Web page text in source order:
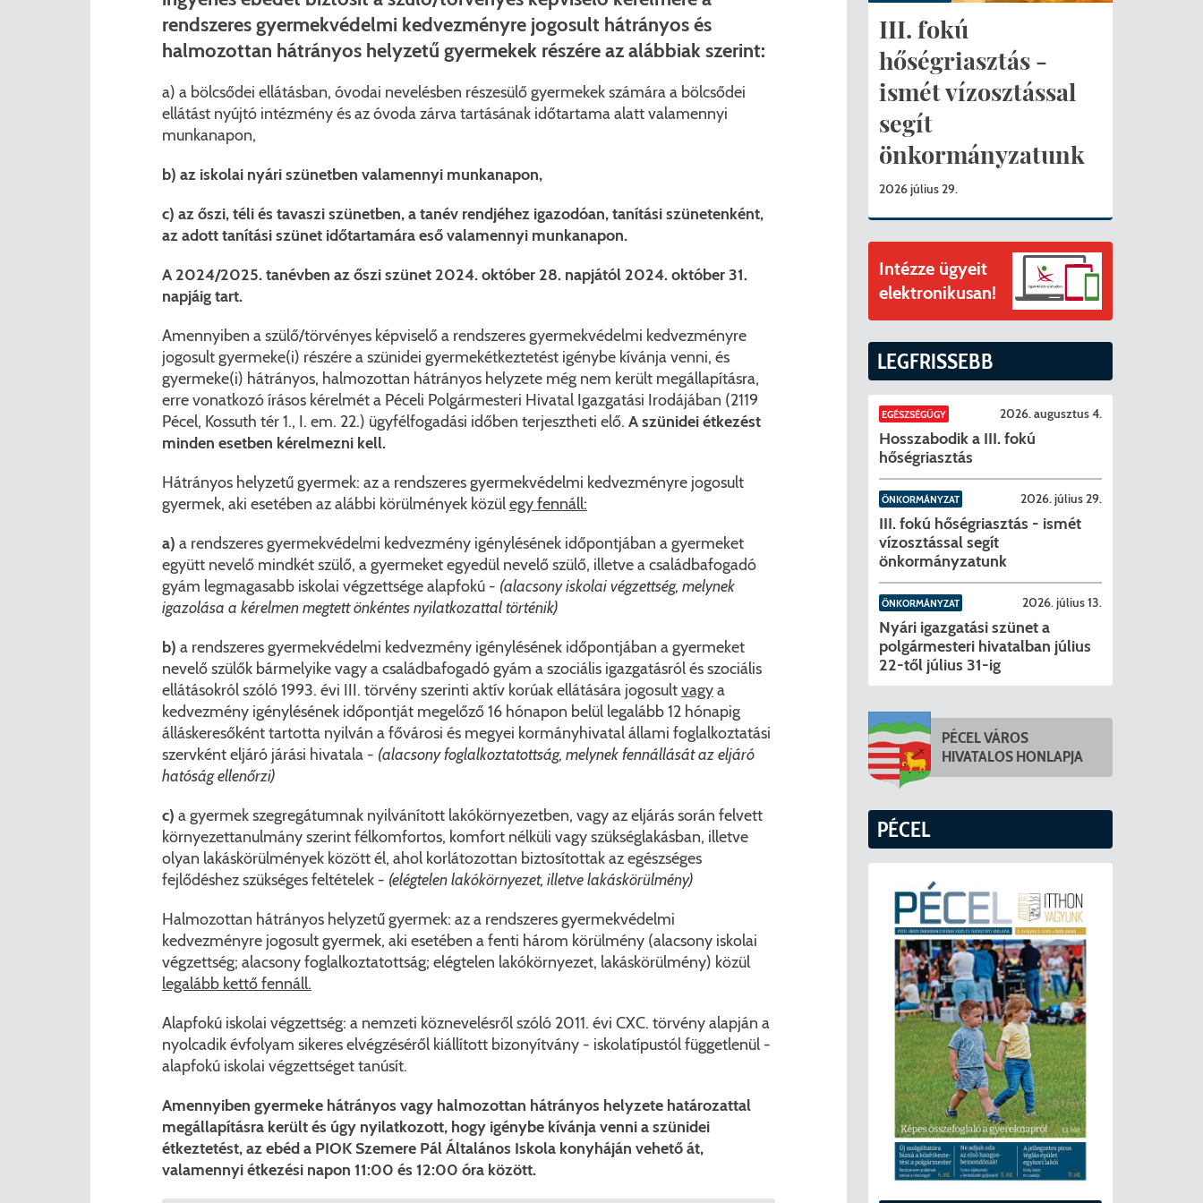
Komplex csapadékvíz-elvezetés korszerűsítése Pécelen II. ütem
Pécel Város Önkormányzata 250 000 000 Ft értékű támogatást nyert az alábbi projekt vonatkozásában.
Étkezési térítési díjak
Kapcsolat
rendszeres gyermekvédelmi kedvezményre jogosult hátrányos és
halmozottan hátrányos helyzetű gyermekek részére az alábbiak szerint:
a) a bölcsődei ellátásban, óvodai nevelésben részesülő gyermekek számára a bölcsődei
ellátást nyújtó intézmény és az óvoda zárva tartásának időtartama alatt valamennyi
munkanapon,
b) az iskolai nyári szünetben valamennyi munkanapon,
c) az őszi, téli és tavaszi szünetben, a tanév rendjéhez igazodóan, tanítási szünetenként,
az adott tanítási szünet időtartamára eső valamennyi munkanapon.
A 2024/2025. tanévben az őszi szünet 2024. október 28. napjától 2024. október 31.
napjáig tart.
Amennyiben a szülő/törvényes képviselő a rendszeres gyermekvédelmi kedvezményre
jogosult gyermeke(i) részére a szünidei gyermekétkeztetést igénybe kívánja venni, és
gyermeke(i) hátrányos, halmozottan hátrányos helyzete még nem került megállapításra,
erre vonatkozó írásos kérelmét a Péceli Polgármesteri Hivatal Igazgatási Irodájában (2119
Pécel, Kossuth tér 1., I. em. 22.) ügyfélfogadási időben terjesztheti elő. A szünidei étkezést
minden esetben kérelmezni kell.
Hátrányos helyzetű gyermek: az a rendszeres gyermekvédelmi kedvezményre jogosult
gyermek, aki esetében az alábbi körülmények közülegy fennáll:
a) a rendszeres gyermekvédelmi kedvezmény igénylésének időpontjában a gyermeket
együtt nevelő mindkét szülő, a gyermeket egyedül nevelő szülő, illetve a családbafogadó
gyám legmagasabb iskolai végzettsége alapfokú - (alacsony iskolai végzettség, melynek
igazolása a kérelmen megtett önkéntes nyilatkozattal történik)
b) a rendszeres gyermekvédelmi kedvezmény igénylésének időpontjában a gyermeket
nevelő szülők bármelyike vagy a családbafogadó gyám a szociális igazgatásról és szociális
ellátásokról szóló 1993. évi III. törvény szerinti aktív korúak ellátására jogosultvagya
kedvezmény igénylésének időpontját megelőző 16 hónapon belül legalább 12 hónapig
álláskeresőként tartotta nyilván a fővárosi és megyei kormányhivatal állami foglalkoztatási
szervként eljáró járási hivatala - (alacsony foglalkoztatottság, melynek fennállását az eljáró
hatóság ellenőrzi)
c) a gyermek szegregátumnak nyilvánított lakókörnyezetben, vagy az eljárás során felvett
környezettanulmány szerint félkomfortos, komfort nélküli vagy szükséglakásban, illetve
olyan lakáskörülmények között él, ahol korlátozottan biztosítottak az egészséges
fejlődéshez szükséges feltételek - (elégtelen lakókörnyezet, illetve lakáskörülmény)
Halmozottan hátrányos helyzetű gyermek: az a rendszeres gyermekvédelmi
kedvezményre jogosult gyermek, aki esetében a fenti három körülmény (alacsony iskolai
végzettség; alacsony foglalkoztatottság; elégtelen lakókörnyezet, lakáskörülmény) közül
legalább kettő fennáll.
Alapfokú iskolai végzettség: a nemzeti köznevelésről szóló 2011. évi CXC. törvény alapján a
nyolcadik évfolyam sikeres elvégzéséről kiállított bizonyítvány - iskolatípustól függetlenül -
alapfokú iskolai végzettséget tanúsít.
Amennyiben gyermeke hátrányos vagy halmozottan hátrányos helyzete határozattal
megállapításra került és úgy nyilatkozott, hogy igénybe kívánja venni a szünidei
étkeztetést, az ebéd a PIOK Szemere Pál Általános Iskola konyháján vehető át,
valamennyi étkezési napon 11:00 és 12:00 óra között.
III. fokú
hőségriasztás -
ismét vízosztással
segít
önkormányzatunk
2026 július 29.
Intézze ügyeit
elektronikusan!
LEGFRISSEBB
EGÉSZSÉGÜGY 2026. augusztus 4.
Hosszabodik a III. fokú
hőségriasztás
ÖNKORMÁNYZAT 2026. július 29.
III. fokú hőségriasztás - ismét
vízosztással segít
önkormányzatunk
ÖNKORMÁNYZAT 2026. július 13.
Nyári igazgatási szünet a
polgármesteri hivatalban július
22-től július 31-ig
PÉCEL VÁROS
HIVATALOS HONLAPJA
PÉCEL
KERESÉS